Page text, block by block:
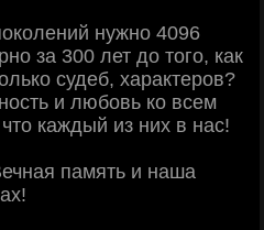
нужно 4096
за 300 лет до того, как
судеб, характеров?
и любовь ко всем
каждый из них в нас!
память и наша